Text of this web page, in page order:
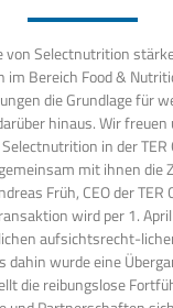
von Selectnutrition
im Bereich Food &
die Grundlage für
hinaus. Wir freuen
in der
mit ihnen die
Früh, CEO der TER
wird per 1.
aufsichtsrecht-
dahin wurde eine
die reibungslose